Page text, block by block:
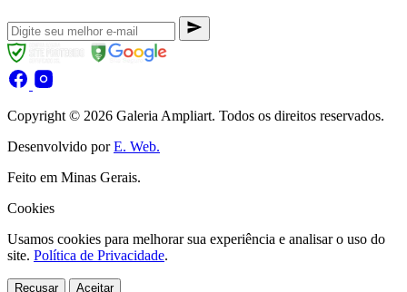
Copyright © 2026 Galeria Ampliart. Todos os direitos reservados.
Desenvolvido porE. Web.
Feito em Minas Gerais.
Cookies
Usamos cookies para melhorar sua experiência e analisar o uso do
site. Política de Privacidade.
Recusar Aceitar